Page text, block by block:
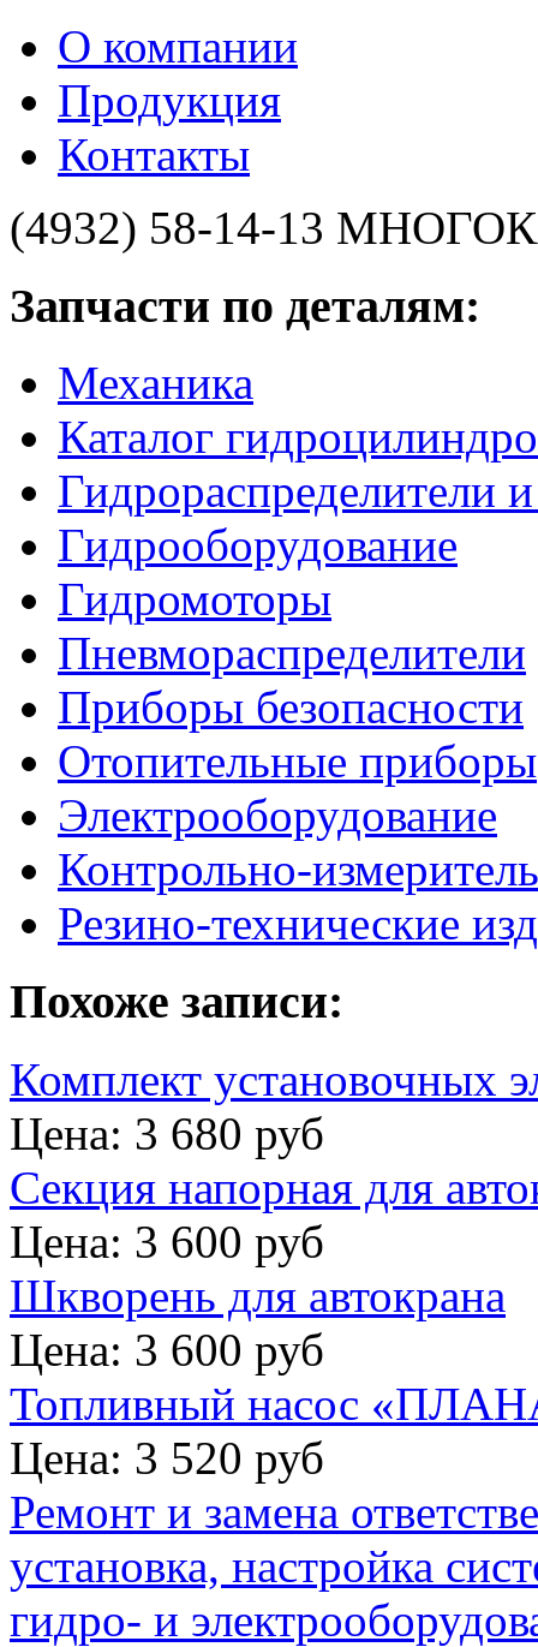
О компании
Продукция
Контакты
(4932) 58-14-13
Запчасти по деталям:
Механика
Каталог
Гидрораспределители
Гидрооборудование
Гидромоторы
Пневмораспределители
Приборы безопасности
Отопительные приборы
Электрооборудование
Контрольно-
Резино-технические
Похоже записи:
Комплект установочных
Цена: 3 680 руб
Секция напорная для
Цена: 3 600 руб
Шкворень для автокрана
Цена: 3 600 руб
Топливный насос
Цена: 3 520 руб
Ремонт и замена
установка, настройка
гидро- и